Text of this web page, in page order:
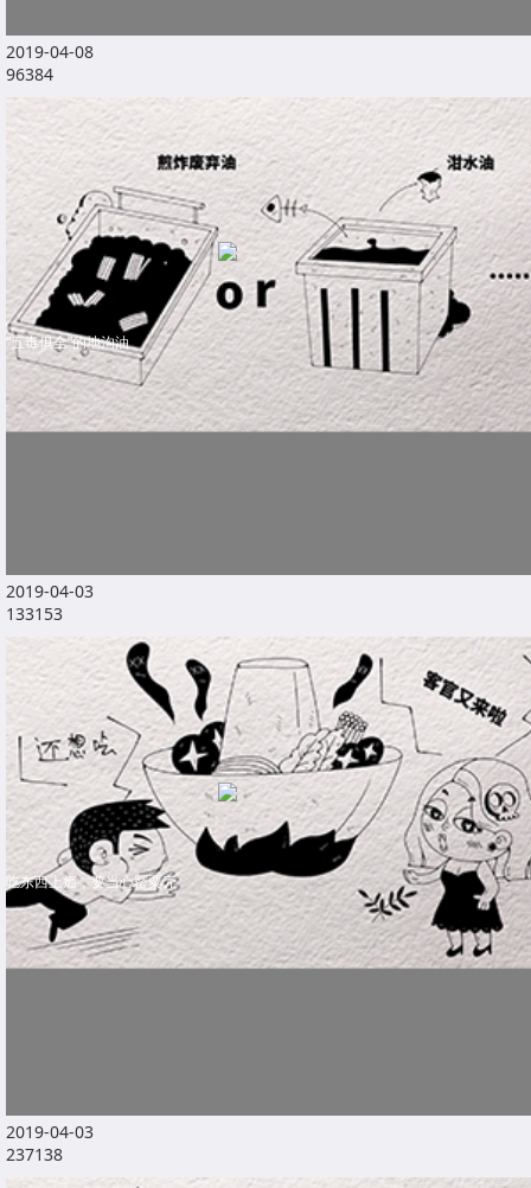
2019-04-08
96384
“五毒俱全”的地沟油
2019-04-03
133153
吃东西上瘾，要当心罂粟壳
2019-04-03
237138